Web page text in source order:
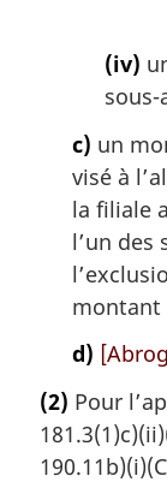
(iv)
c) un
visé à
la filiale
l’un des
montant
d)
(2) Pour